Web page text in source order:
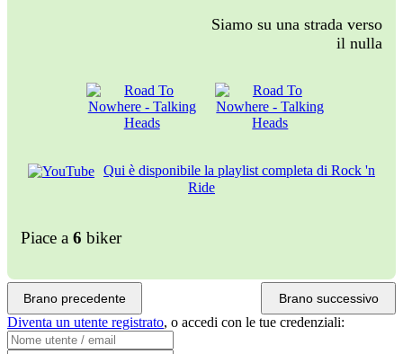
Siamo su una strada verso
il nulla
Qui è disponibile la playlist completa di Rock 'n
Ride
Piace a 6 biker
Brano precedente Brano successivo
Diventa un utente registrato, o accedi con le tue credenziali: